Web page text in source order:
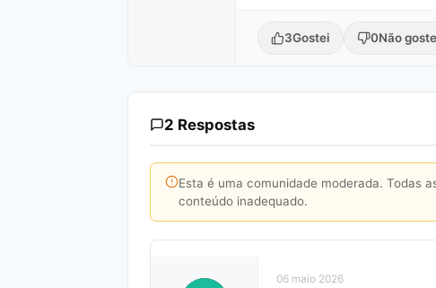
3Gostei 0Não
2 Respostas
Esta é uma comunidade moderada. Todas
conteúdo inadequado.
06 maio 2026